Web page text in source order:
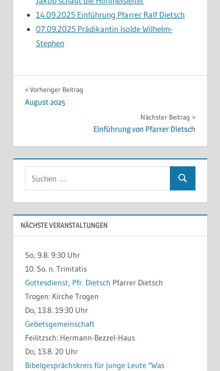
14.09.2025 Einführung Pfarrer Ralf Dietsch
07.09.2025 Prädikantin Isolde Wilhelm-
Stephen
ALLGEMEIN
PREDIGTEN
Beitragsnavigation
Vorheriger Beitrag
August 2025
Nächster Beitrag
Einführung von Pfarrer Dietsch
Suchen
NÄCHSTE VERANSTALTUNGEN
So, 9.8. 9:30 Uhr
10. So. n. Trinitatis
Gottesdienst, Pfr. Dietsch Pfarrer Dietsch
Trogen: Kirche Trogen
Do, 13.8. 19:30 Uhr
Gebetsgemeinschaft
Feilitzsch: Hermann-Bezzel-Haus
Do, 13.8. 20 Uhr
Bibelgesprächskreis für junge Leute "Was